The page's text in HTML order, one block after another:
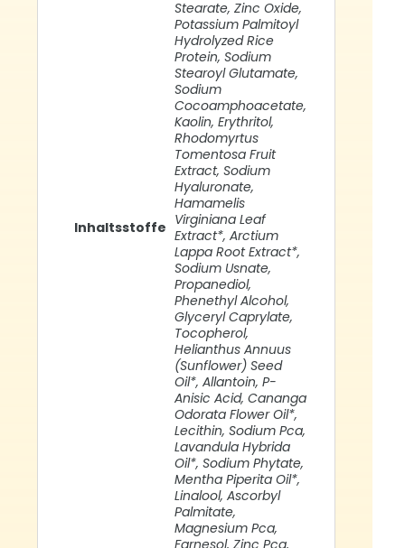
Inhaltsstoffe
Stearate, Zinc Oxide,
Potassium Palmitoyl
Hydrolyzed Rice
Protein, Sodium
Stearoyl Glutamate,
Sodium
Cocoamphoacetate,
Kaolin, Erythritol,
Rhodomyrtus
Tomentosa Fruit
Extract, Sodium
Hyaluronate,
Hamamelis
Virginiana Leaf
Extract*, Arctium
Lappa Root Extract*,
Sodium Usnate,
Propanediol,
Phenethyl Alcohol,
Glyceryl Caprylate,
Tocopherol,
Helianthus Annuus
(Sunflower) Seed
Oil*, Allantoin, P-
Anisic Acid, Cananga
Odorata Flower Oil*,
Lecithin, Sodium Pca,
Lavandula Hybrida
Oil*, Sodium Phytate,
Mentha Piperita Oil*,
Linalool, Ascorbyl
Palmitate,
Magnesium Pca,
Farnesol, Zinc Pca,